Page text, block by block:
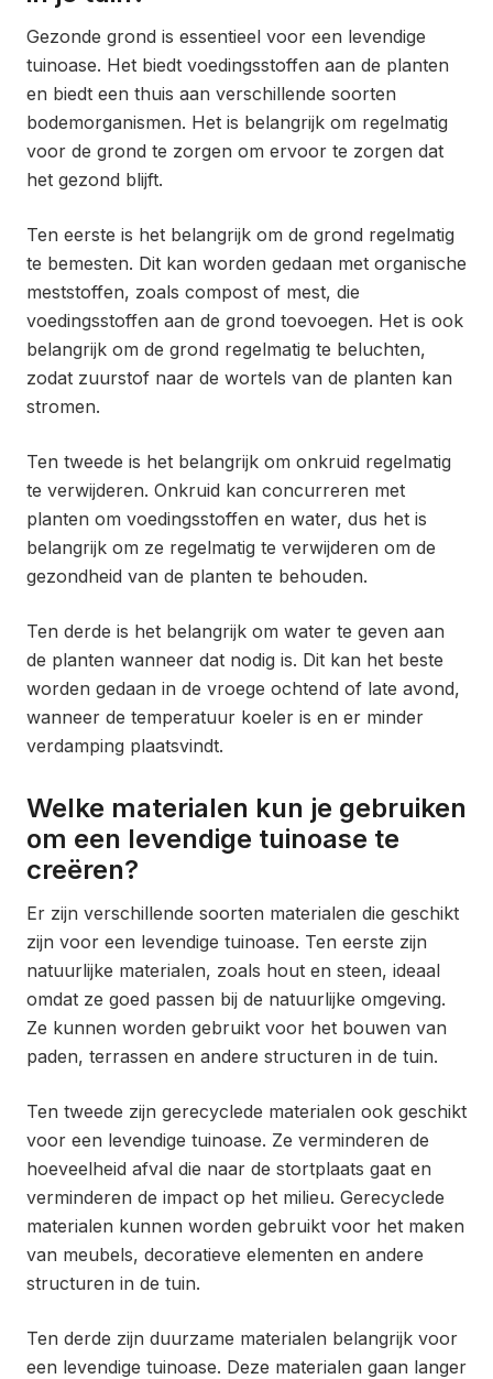
Gezonde grond is essentieel voor een levendige
tuinoase. Het biedt voedingsstoffen aan de planten
en biedt een thuis aan verschillende soorten
bodemorganismen. Het is belangrijk om regelmatig
voor de grond te zorgen om ervoor te zorgen dat
het gezond blijft.
Ten eerste is het belangrijk om de grond regelmatig
te bemesten. Dit kan worden gedaan met organische
meststoffen, zoals compost of mest, die
voedingsstoffen aan de grond toevoegen. Het is ook
belangrijk om de grond regelmatig te beluchten,
zodat zuurstof naar de wortels van de planten kan
stromen.
Ten tweede is het belangrijk om onkruid regelmatig
te verwijderen. Onkruid kan concurreren met
planten om voedingsstoffen en water, dus het is
belangrijk om ze regelmatig te verwijderen om de
gezondheid van de planten te behouden.
Ten derde is het belangrijk om water te geven aan
de planten wanneer dat nodig is. Dit kan het beste
worden gedaan in de vroege ochtend of late avond,
wanneer de temperatuur koeler is en er minder
verdamping plaatsvindt.
Welke materialen kun je gebruiken
om een levendige tuinoase te
creëren?
Er zijn verschillende soorten materialen die geschikt
zijn voor een levendige tuinoase. Ten eerste zijn
natuurlijke materialen, zoals hout en steen, ideaal
omdat ze goed passen bij de natuurlijke omgeving.
Ze kunnen worden gebruikt voor het bouwen van
paden, terrassen en andere structuren in de tuin.
Ten tweede zijn gerecyclede materialen ook geschikt
voor een levendige tuinoase. Ze verminderen de
hoeveelheid afval die naar de stortplaats gaat en
verminderen de impact op het milieu. Gerecyclede
materialen kunnen worden gebruikt voor het maken
van meubels, decoratieve elementen en andere
structuren in de tuin.
Ten derde zijn duurzame materialen belangrijk voor
een levendige tuinoase. Deze materialen gaan langer